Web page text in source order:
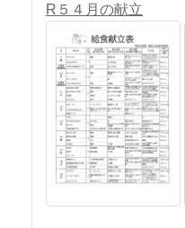
R５４月の献立